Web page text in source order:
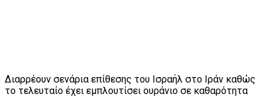
Διαρρέουν σενάρια επίθεσης του Ισραήλ στο Ιράν καθώς
το τελευταίο έχει εμπλουτίσει ουράνιο σε καθαρότητα